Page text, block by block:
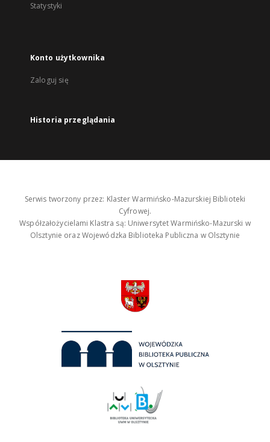
Statystyki
Konto użytkownika
Zaloguj się
Historia przeglądania
Serwis tworzony przez: Klaster Warmińsko-Mazurskiej Biblioteki
Cyfrowej.
Współzałożycielami Klastra są: Uniwersytet Warmińsko-Mazurski w
Olsztynie oraz Wojewódzka Biblioteka Publiczna w Olsztynie